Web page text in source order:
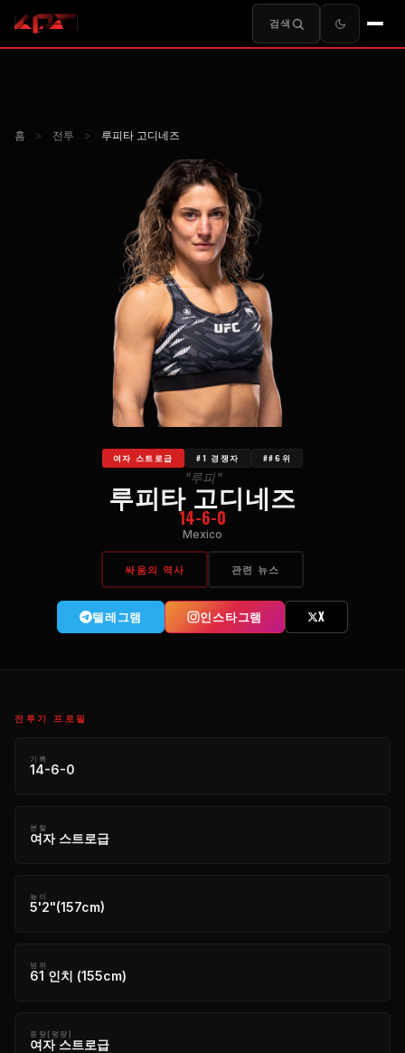
검색
홈 > 전투 > 루피타 고디네즈
여자 스트로급 #1 경쟁자 ##6위
"루피"
루피타 고디네즈
14-6-0
Mexico
싸움의 역사 관련 뉴스
텔레그램 인스타그램 X
전투기 프로필
기록
14-6-0
분할
여자 스트로급
높이
5'2"(157cm)
범위
61 인치 (155cm)
중량(평량)
여자 스트로급